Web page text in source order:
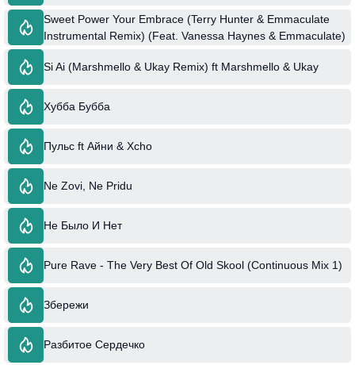
Sweet Power Your Embrace (Terry Hunter & Emmaculate
Instrumental Remix) (Feat. Vanessa Haynes & Emmaculate)
Si Ai (Marshmello & Ukay Remix) ft Marshmello & Ukay
Хубба Бубба
Пульс ft Айни & Xcho
Ne Zovi, Ne Pridu
Не Было И Нет
Pure Rave - The Very Best Of Old Skool (Continuous Mix 1)
Збережи
Разбитое Сердечко